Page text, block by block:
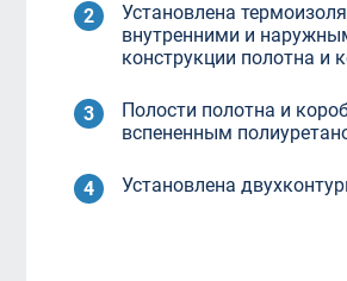
Установлена
внутренними и
конструкции полотна и
Полости полотна и
вспененным
Установлена